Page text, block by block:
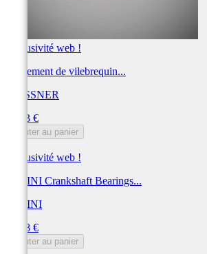
Exclusivité web !
Roulement de vilebrequin...
WOSSNER
50,33 €
Ajouter au panier
Exclusivité web !
POLINI Crankshaft Bearings...
POLINI
39,98 €
Ajouter au panier